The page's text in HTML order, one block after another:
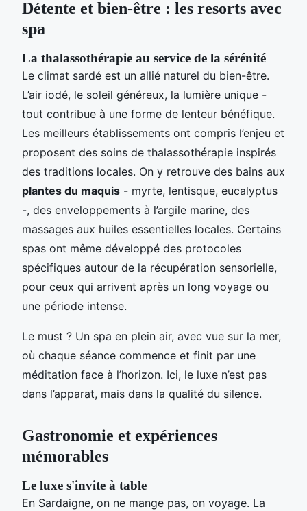
Détente et bien-être : les resorts avec
spa
La thalassothérapie au service de la sérénité
Le climat sardé est un allié naturel du bien-être.
L’air iodé, le soleil généreux, la lumière unique -
tout contribue à une forme de lenteur bénéfique.
Les meilleurs établissements ont compris l’enjeu et
proposent des soins de thalassothérapie inspirés
des traditions locales. On y retrouve des bains aux
plantes du maquis - myrte, lentisque, eucalyptus
-, des enveloppements à l’argile marine, des
massages aux huiles essentielles locales. Certains
spas ont même développé des protocoles
spécifiques autour de la récupération sensorielle,
pour ceux qui arrivent après un long voyage ou
une période intense.
Le must ? Un spa en plein air, avec vue sur la mer,
où chaque séance commence et finit par une
méditation face à l’horizon. Ici, le luxe n’est pas
dans l’apparat, mais dans la qualité du silence.
Gastronomie et expériences
mémorables
Le luxe s'invite à table
En Sardaigne, on ne mange pas, on voyage. La